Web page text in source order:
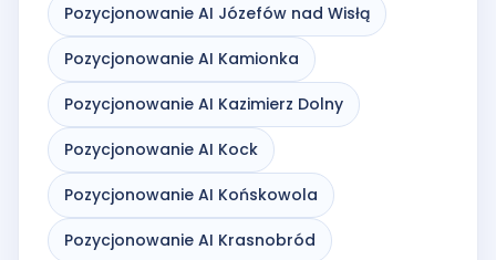
Pozycjonowanie AI Józefów nad Wisłą
Pozycjonowanie AI Kamionka
Pozycjonowanie AI Kazimierz Dolny
Pozycjonowanie AI Kock
Pozycjonowanie AI Końskowola
Pozycjonowanie AI Krasnobród